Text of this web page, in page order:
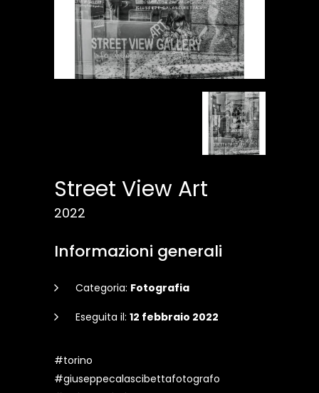
Street View Art
2022
Informazioni generali
Categoria: Fotografia
Eseguita il: 12 febbraio 2022
#torino
#giuseppecalascibettafotografo